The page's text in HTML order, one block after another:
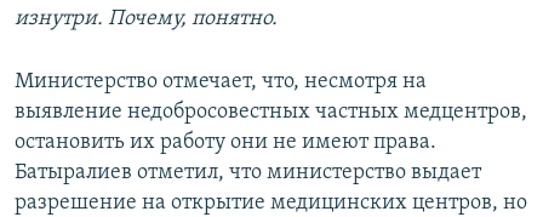
изнутри. Почему, понятно.
Министерство отмечает, что, несмотря на
выявление недобросовестных частных медцентров,
остановить их работу они не имеют права.
Батыралиев отметил, что министерство выдает
разрешение на открытие медицинских центров, но